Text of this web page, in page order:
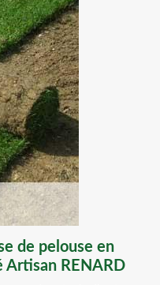
de pelouse en
Artisan RENARD